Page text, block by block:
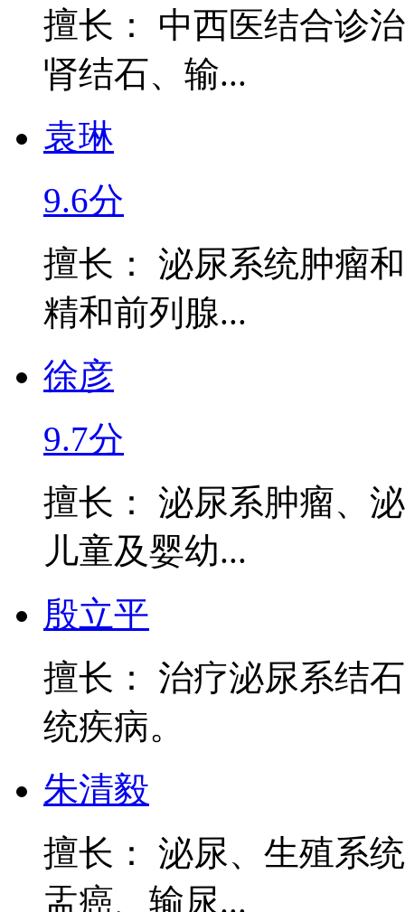
擅长： 中西医结合诊
肾结石、输...
袁琳
9.6分
擅长： 泌尿系统肿瘤
精和前列腺...
徐彦
9.7分
擅长： 泌尿系肿瘤、
儿童及婴幼...
殷立平
擅长： 治疗泌尿系结
统疾病。
朱清毅
擅长： 泌尿、生殖系
盂癌、输尿...